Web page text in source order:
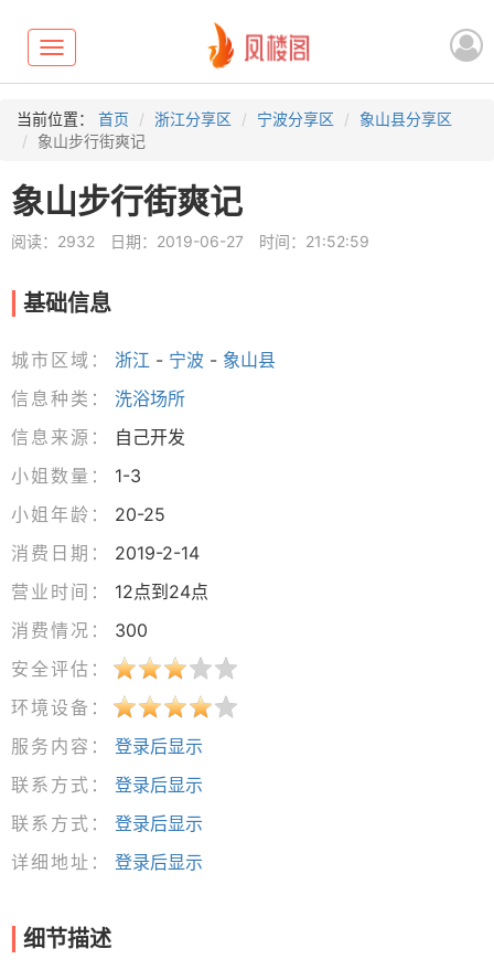
Toggle
navigation
当前位置： 首页 浙江分享区 宁波分享区
象山县分享区
象山步行街爽记
象山步行街爽记
阅读：2932 日期：2019-06-27 时间：21:52:59
基础信息
城市区域： 浙江 - 宁波 - 象山县
信息种类：
洗浴场所
信息来源：
自己开发
小姐数量：
1-3
小姐年龄：
20-25
消费日期：
2019-2-14
营业时间：
12点到24点
消费情况：
300
安全评估：
环境设备：
服务内容：
登录后显示
联系方式：
登录后显示
联系方式：
登录后显示
详细地址：
登录后显示
细节描述